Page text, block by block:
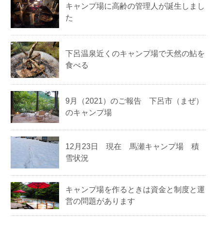
キャンプ場に高齢の管理人が誕生しまし
た
下呂温泉近くのキャンプ場で天然の鮎を
食べる
9月（2021）のご報告 下呂市（まぜ）
のキャンプ場
12月23日 現在 馬瀬キャンプ場 積
雪状況
キャンプ場を作るときは資金と制度と運
営の問題があります